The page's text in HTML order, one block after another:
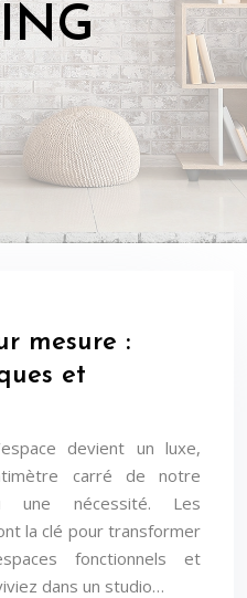
mesure :
et
devient un luxe,
carré de notre
une nécessité. Les
la clé pour transformer
fonctionnels et
dans un studio…